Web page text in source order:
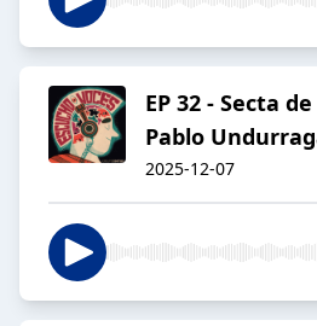
EP 32 - Secta
Pablo
2025-12-07